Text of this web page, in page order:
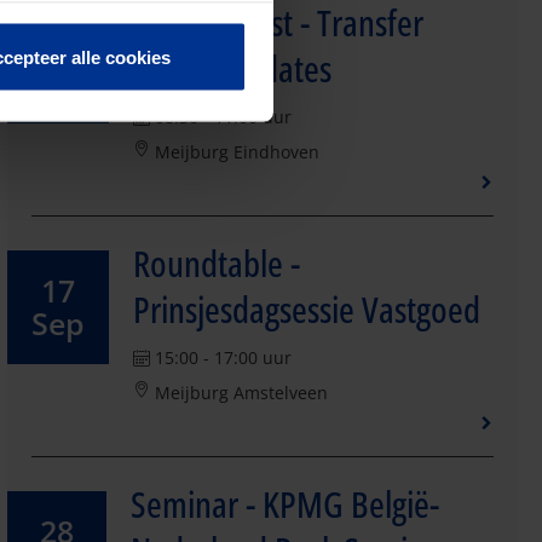
alle cookies
10
Sep
Bijeenkomst - Transfer
pricing updates
08:30 - 11:00 uur
Meijburg Eindhoven
17
Sep
Roundtable -
Prinsjesdagsessie Vastgoed
15:00 - 17:00 uur
Meijburg Amstelveen
28
Seminar - KPMG België-